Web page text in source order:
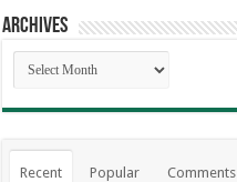
Archives
Archives
Recent Popular Comments